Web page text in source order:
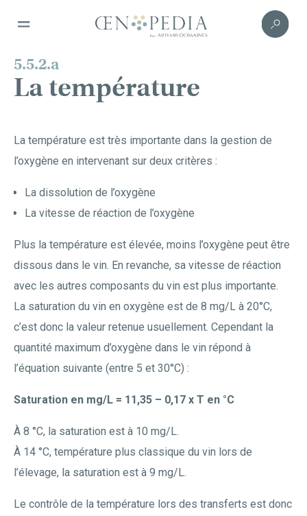
5.5.2.a
La température
La température est très importante dans la gestion de
l’oxygène en intervenant sur deux critères :
La dissolution de l’oxygène
La vitesse de réaction de l’oxygène
Plus la température est élevée, moins l’oxygène peut être
dissous dans le vin. En revanche, sa vitesse de réaction
avec les autres composants du vin est plus importante.
La saturation du vin en oxygène est de 8 mg/L à 20°C,
c’est donc la valeur retenue usuellement. Cependant la
quantité maximum d’oxygène dans le vin répond à
l’équation suivante (entre 5 et 30°C) :
Saturation en mg/L = 11,35 – 0,17 x T en °C
À 8 °C, la saturation est à 10 mg/L.
À 14 °C, température plus classique du vin lors de
l’élevage, la saturation est à 9 mg/L.
Le contrôle de la température lors des transferts est donc